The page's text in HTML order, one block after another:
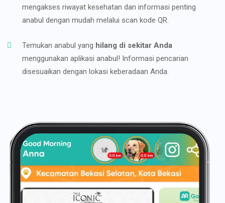
mengakses riwayat kesehatan dan informasi penting
anabul dengan mudah melalui scan kode QR.
Temukan anabul yang hilang di sekitar Anda
menggunakan aplikasi anabul! Informasi pencarian
disesuaikan dengan lokasi keberadaan Anda.